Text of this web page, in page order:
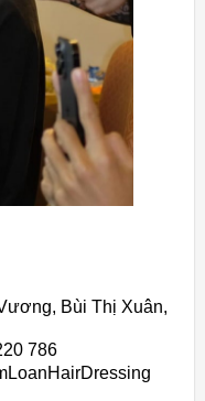
Bùi Thị Xuân,
786